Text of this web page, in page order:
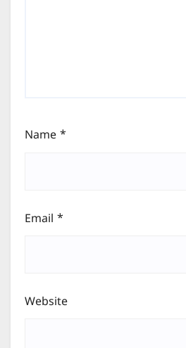
Name *
Email *
Website